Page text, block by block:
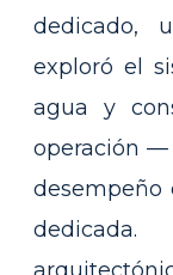
dedicado,
exploró el
agua y
operación —
desempeño